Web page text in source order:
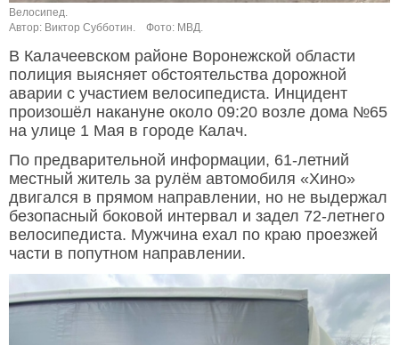
Велосипед.
Автор: Виктор Субботин.
Фото: МВД.
В Калачеевском районе Воронежской области
полиция выясняет обстоятельства дорожной
аварии с участием велосипедиста. Инцидент
произошёл накануне около 09:20 возле дома №65
на улице 1 Мая в городе Калач.
По предварительной информации, 61-летний
местный житель за рулём автомобиля «Хино»
двигался в прямом направлении, но не выдержал
безопасный боковой интервал и задел 72-летнего
велосипедиста. Мужчина ехал по краю проезжей
части в попутном направлении.